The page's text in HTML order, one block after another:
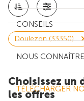
CONSEILS
NOUS CONNAÎTRE
TÉLÉCHARGER
Doulezon (33350)
Choisissez un
les offres